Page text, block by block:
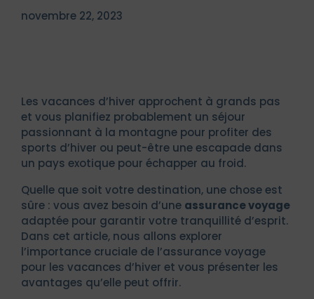
novembre 22, 2023
Les vacances d’hiver approchent à grands pas
et vous planifiez probablement un séjour
passionnant à la montagne pour profiter des
sports d’hiver ou peut-être une escapade dans
un pays exotique pour échapper au froid.
Quelle que soit votre destination, une chose est
sûre : vous avez besoin d’une assurance voyage
adaptée pour garantir votre tranquillité d’esprit.
Dans cet article, nous allons explorer
l’importance cruciale de l’assurance voyage
pour les vacances d’hiver et vous présenter les
avantages qu’elle peut offrir.